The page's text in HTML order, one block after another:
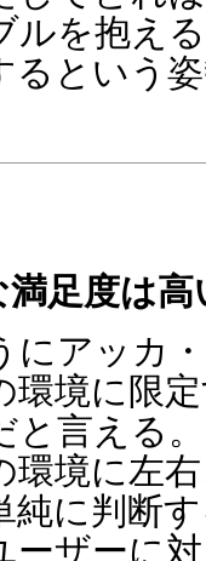
ルを抱え
るという
満足度は
アッカ
環境に限
と言える
環境に左
純に判断
ーザーに